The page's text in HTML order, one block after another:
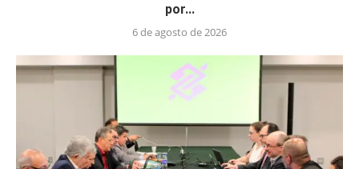
por...
6 de agosto de 2026